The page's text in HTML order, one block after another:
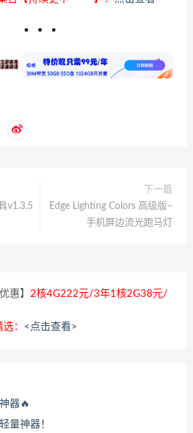
v1.3.5
下一篇
Edge Lighting Colors 高级版–
手机屏边流光跑马灯
惠】 2核4G222元/3年1核2G38元/
： <点击查看>
器🔥
量神器！